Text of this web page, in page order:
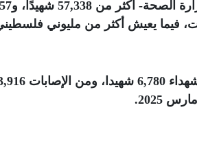
فيما يعيش أكثر من مليوني
.